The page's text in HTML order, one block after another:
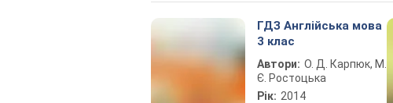
ГДЗ Англійська мова
3 клас
Автори: О. Д. Карпюк, М.
Є. Ростоцька
Рік: 2014